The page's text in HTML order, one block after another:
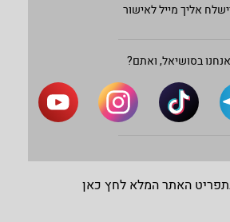
אליך מייל לאישור
אנחנו בסושיאל, ואתם?
האתר המלא לחץ כאן